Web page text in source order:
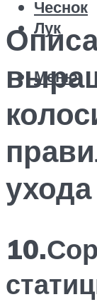
Чеснок
Лук
Меню
ухода